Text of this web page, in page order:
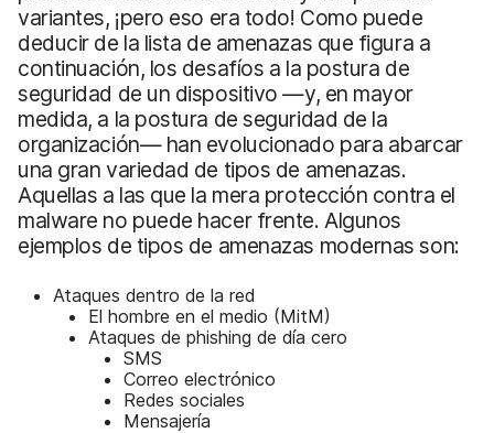
variantes, ¡pero eso era todo! Como puede
deducir de la lista de amenazas que figura a
continuación, los desafíos a la postura de
seguridad de un dispositivo —y, en mayor
medida, a la postura de seguridad de la
organización— han evolucionado para abarcar
una gran variedad de tipos de amenazas.
Aquellas a las que la mera protección contra el
malware no puede hacer frente. Algunos
ejemplos de tipos de amenazas modernas son:
Ataques dentro de la red
El hombre en el medio (MitM)
Ataques de phishing de día cero
SMS
Correo electrónico
Redes sociales
Mensajería